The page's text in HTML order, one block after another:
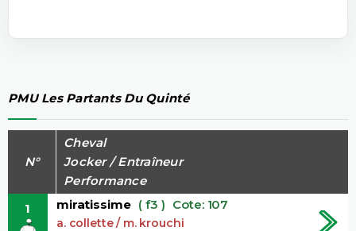
PMU Les Partants Du Quinté
N°
Cheval
Jocker / Entraîneur
Performance
1
miratissime ( f3 ) Cote: 107
a. collette / m. krouchi